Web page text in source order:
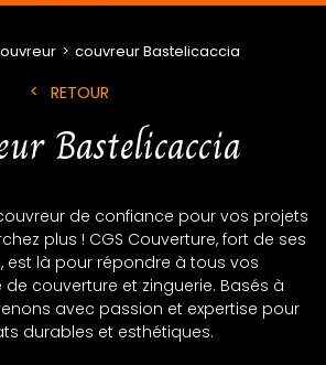
couvreur Bastelicaccia
RETOUR
Bastelicaccia
de confiance pour vos projets
plus ! CGS Couverture, fort de ses
est là pour répondre à tous vos
couverture et zinguerie. Basés à
avec passion et expertise pour
durables et esthétiques.